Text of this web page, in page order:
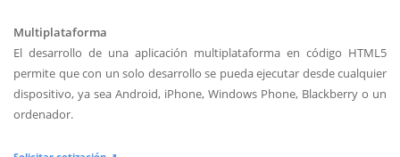
Multiplataforma
El desarrollo de una aplicación multiplataforma en código HTML5
permite que con un solo desarrollo se pueda ejecutar desde cualquier
dispositivo, ya sea Android, iPhone, Windows Phone, Blackberry o un
ordenador.